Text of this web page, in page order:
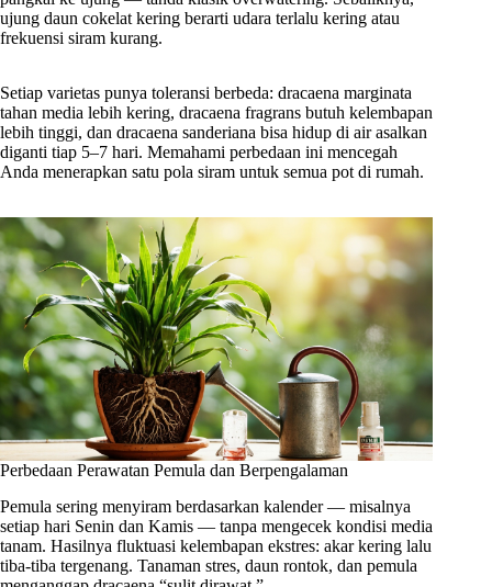
ujung daun cokelat kering berarti udara terlalu kering atau
frekuensi siram kurang.
Setiap varietas punya toleransi berbeda: dracaena marginata
tahan media lebih kering, dracaena fragrans butuh kelembapan
lebih tinggi, dan dracaena sanderiana bisa hidup di air asalkan
diganti tiap 5–7 hari. Memahami perbedaan ini mencegah
Anda menerapkan satu pola siram untuk semua pot di rumah.
Perbedaan Perawatan Pemula dan Berpengalaman
Pemula sering menyiram berdasarkan kalender — misalnya
setiap hari Senin dan Kamis — tanpa mengecek kondisi media
tanam. Hasilnya fluktuasi kelembapan ekstres: akar kering lalu
tiba-tiba tergenang. Tanaman stres, daun rontok, dan pemula